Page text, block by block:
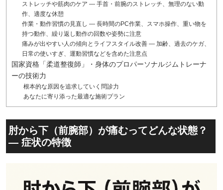
ストレッチや筋肉のケア — 手首・前腕のストレッチ、無理のない動
作、適度な休憩
作業・動作習慣の見直し — 長時間のPC作業、スマホ操作、重い物を
持つ動作、繰り返し動作の回数や姿勢に注意
痛みが出やすい人の傾向とライフスタイル改善 — 加齢、過去のケガ、
日常の使いすぎ、運動習慣などを含めた注意点
国家資格「柔道整復師」・身体のプロパーソナルジムトレーナ
ーの技術力
根本的な原因を追求していく問診力
あなたに寄り添った最適な施術プラン
肘から下（前腕部）が痛むってどんな状態？
— 症状の特徴